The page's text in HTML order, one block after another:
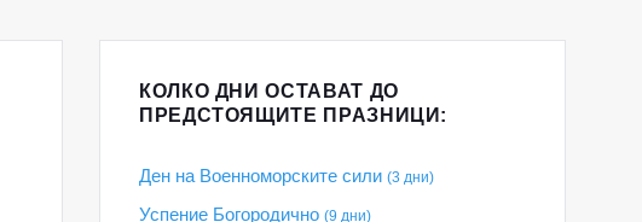
КОЛКО ДНИ ОСТАВАТ ДО
ПРЕДСТОЯЩИТЕ ПРАЗНИЦИ:
Ден на Военноморските сили (3 дни)
Успение Богородично (9 дни)